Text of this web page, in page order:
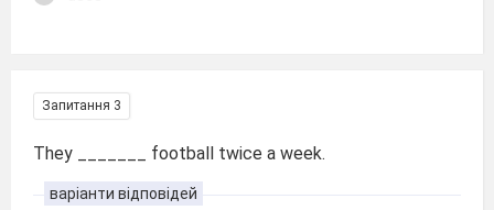
Запитання 3
They _______ football twice a week.
варіанти відповідей